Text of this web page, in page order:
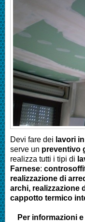
Devi fare dei lavori
serve un preventivo
realizza tutti i tipi di
Farnese:
realizzazione di
archi, realizzazione
cappotto termico
Per informazioni